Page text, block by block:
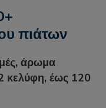
πιάτων
άρωμα
κελύφη, έως 120